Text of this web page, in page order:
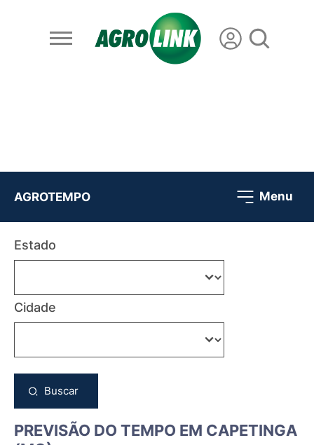
AGROTEMPO Menu
Estado
Cidade
Buscar
PREVISÃO DO TEMPO EM CAPETINGA